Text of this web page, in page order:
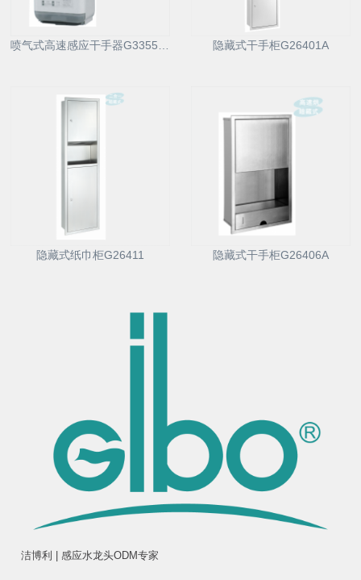
隐藏式干手柜G26401A
隐藏式纸巾柜G26411 隐藏式干手柜G26406A
洁博利 | 感应水龙头ODM专家